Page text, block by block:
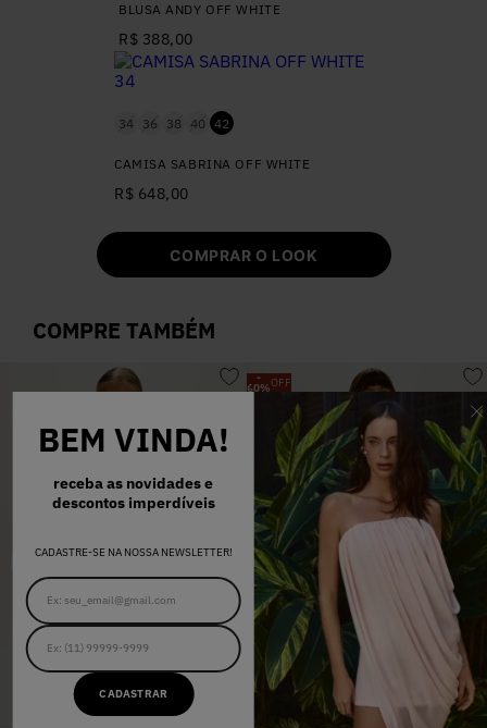
BEM VINDA!
receba as novidades e
descontos imperdíveis
CADASTRE-SE NA NOSSA NEWSLETTER!
CADASTRAR
BLUSA ANDY OFF WHITE
R$ 388,00
34 36 38 40 42
CAMISA SABRINA OFF WHITE
R$ 648,00
COMPRAR O LOOK
COMPRE TAMBÉM
-
60%OFF